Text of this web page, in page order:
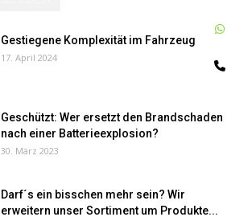
Gestiegene Komplexität im Fahrzeug
17. April 2024
Geschützt: Wer ersetzt den Brandschaden
nach einer Batterieexplosion?
30. März 2023
Darf´s ein bisschen mehr sein? Wir
erweitern unser Sortiment um Produkte...